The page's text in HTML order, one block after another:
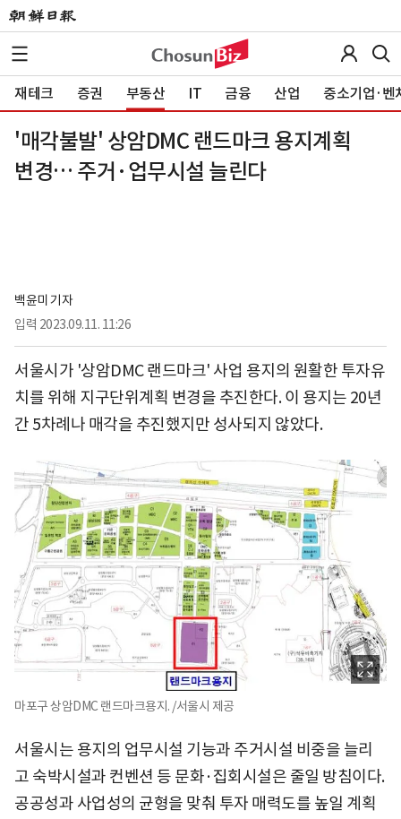
재테크 증권 부동산 IT 금융 산업 중소기업·벤
'매각불발' 상암DMC 랜드마크 용지계획
변경… 주거·업무시설 늘린다
백윤미 기자
입력 2023.09.11. 11:26
서울시가 '상암DMC 랜드마크' 사업 용지의 원활한 투자유
치를 위해 지구단위계획 변경을 추진한다. 이 용지는 20년
간 5차례나 매각을 추진했지만 성사되지 않았다.
마포구 상암DMC 랜드마크용지. /서울시 제공
서울시는 용지의 업무시설 기능과 주거시설 비중을 늘리
고 숙박시설과 컨벤션 등 문화·집회시설은 줄일 방침이다.
공공성과 사업성의 균형을 맞춰 투자 매력도를 높일 계획